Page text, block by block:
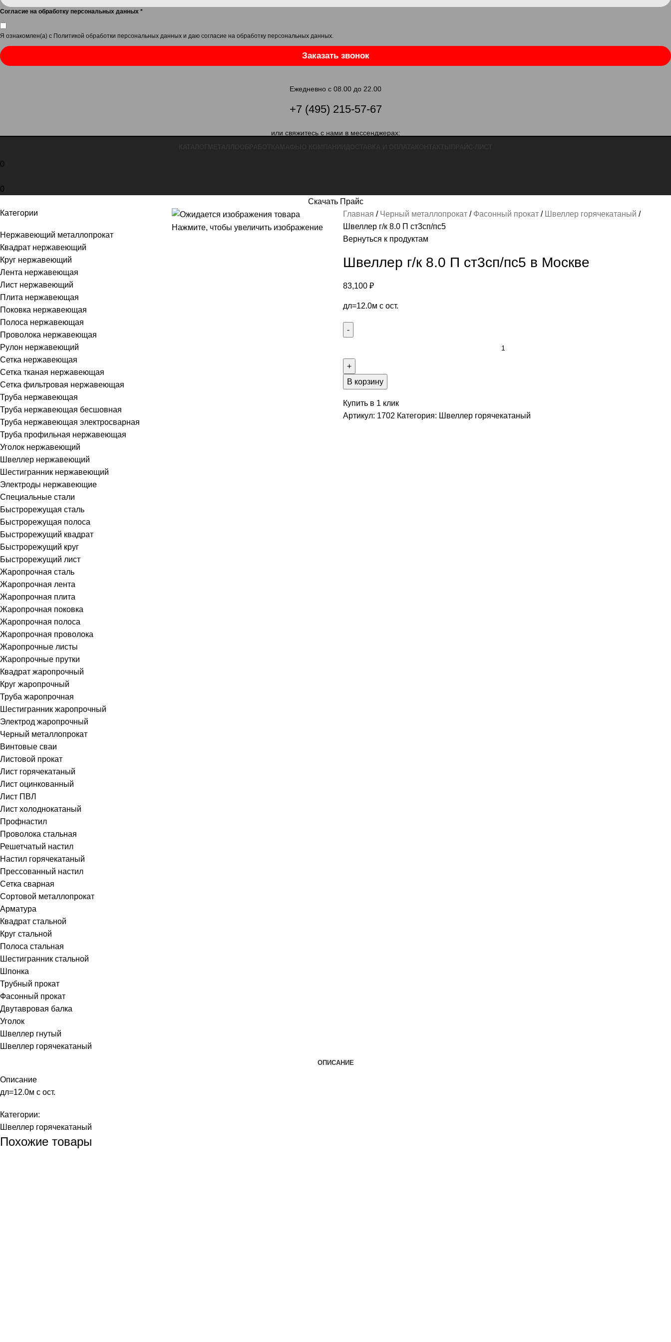
Согласие на обработку персональных данных *
Я ознакомлен(а) с Политикой обработки персональных данных и даю согласие на обработку персональных данных
Заказать звонок
Ежедневно с 08.00 до 22.00
+7 (495) 215-57-67
или свяжитесь с нами в мессенджерах:
0
0
Скачать Прайс
Категории
Нержавеющий металлопрокат
Квадрат нержавеющий
Круг нержавеющий
Лента нержавеющая
Лист нержавеющий
Плита нержавеющая
Поковка нержавеющая
Полоса нержавеющая
Проволока нержавеющая
Рулон нержавеющий
Сетка нержавеющая
Сетка тканая нержавеющая
Сетка фильтровая нержавеющая
Труба нержавеющая
Труба нержавеющая бесшовная
Труба нержавеющая электросварная
Труба профильная нержавеющая
Уголок нержавеющий
Швеллер нержавеющий
Шестигранник нержавеющий
Электроды нержавеющие
Специальные стали
Быстрорежущая сталь
Быстрорежущая полоса
Быстрорежущий квадрат
Быстрорежущий круг
Быстрорежущий лист
Жаропрочная сталь
Жаропрочная лента
Жаропрочная плита
Жаропрочная поковка
Жаропрочная полоса
Жаропрочная проволока
Жаропрочные листы
Жаропрочные прутки
Квадрат жаропрочный
Круг жаропрочный
Труба жаропрочная
Шестигранник жаропрочный
Электрод жаропрочный
Черный металлопрокат
Винтовые сваи
Листовой прокат
Лист горячекатаный
Лист оцинкованный
Лист ПВЛ
Лист холоднокатаный
Профнастил
Проволока стальная
Решетчатый настил
Настил горячекатаный
Прессованный настил
Сетка сварная
Сортовой металлопрокат
Арматура
Квадрат стальной
Круг стальной
Полоса стальная
Шестигранник стальной
Шпонка
Трубный прокат
Фасонный прокат
Двутавровая балка
Уголок
Швеллер гнутый
Швеллер горячекатаный
Нажмите, чтобы увеличить изображение
Главная Черный металлопрокат Фасонный прокат
Швеллер горячекатаный
Швеллер г/к 8.0 П ст3сп/пс5
Вернуться к продуктам
Швеллер г/к 8.0 П ст3сп/пс5 в Москве
83,100 ₽
дл=12.0м с ост.
В корзину
Купить в 1 клик
Артикул: 1702 Категория: Швеллер горячекатаный
ОПИСАНИЕ
Описание
дл=12.0м с ост.
Категории:
Швеллер горячекатаный
Похожие товары